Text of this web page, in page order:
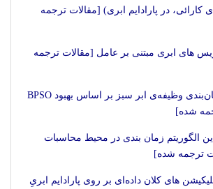
کارائی، در پارادایم ابری) [مقالات ترجمه
های ابری مبتنی بر عامل [مقالات ترجمه
الگوریتم زمان‌بندی وظیفه‌ی ابر سبز بر اساس بهبود BPSO
شده]
الگوریتم زمان بندی در محیط محاسبات
ترجمه شده]
های کلان داده‌ای بر روی پارادایم ابریِ